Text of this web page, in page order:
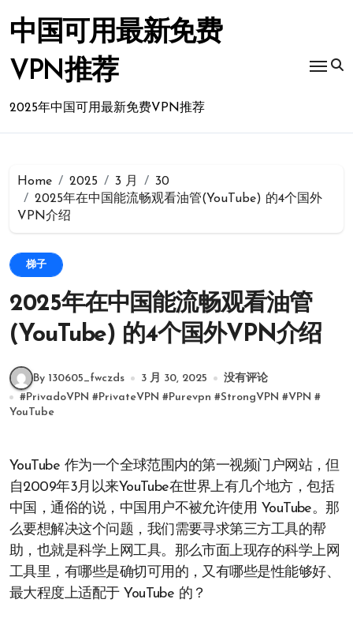
to
content
中国可用最新免费
VPN推荐
2025年中国可用最新免费VPN推荐
Home 2025 3 月
30
2025年在中国能流畅观看油管(YouTube) 的4个国外
VPN介绍
梯子
2025年在中国能流畅观看油管
(YouTube) 的4个国外VPN介绍
By 130605_fwczds 3 月 30, 2025
没有评论
#PrivadoVPN #PrivateVPN #Purevpn #StrongVPN #VPN #
YouTube
YouTube 作为一个全球范围内的第一视频门户网站，但
自2009年3月以来YouTube在世界上有几个地方，包括
中国，通俗的说，中国用户不被允许使用 YouTube。那
么要想解决这个问题，我们需要寻求第三方工具的帮
助，也就是科学上网工具。那么市面上现存的科学上网
工具里，有哪些是确切可用的，又有哪些是性能够好、
最大程度上适配于 YouTube 的？